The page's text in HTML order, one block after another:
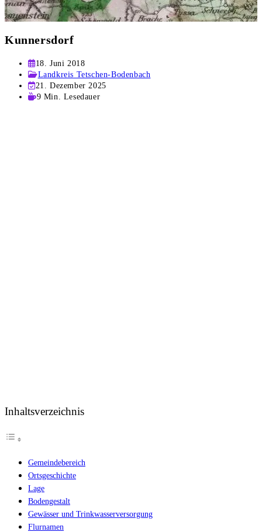
Kunnersdorf
Beitrag
veröffentlicht:
18. Juni 2018
Beitrags-
Kategorie:
Landkreis Tetschen-Bodenbach
Beitrag
zuletzt
21. Dezember 2025
Lesedauer:
9 Min. Lesedauer
Inhaltsverzeichnis
Gemeindebereich
Ortsgeschichte
Lage
Bodengestalt
Gewässer und Trinkwasserversorgung
Flurnamen